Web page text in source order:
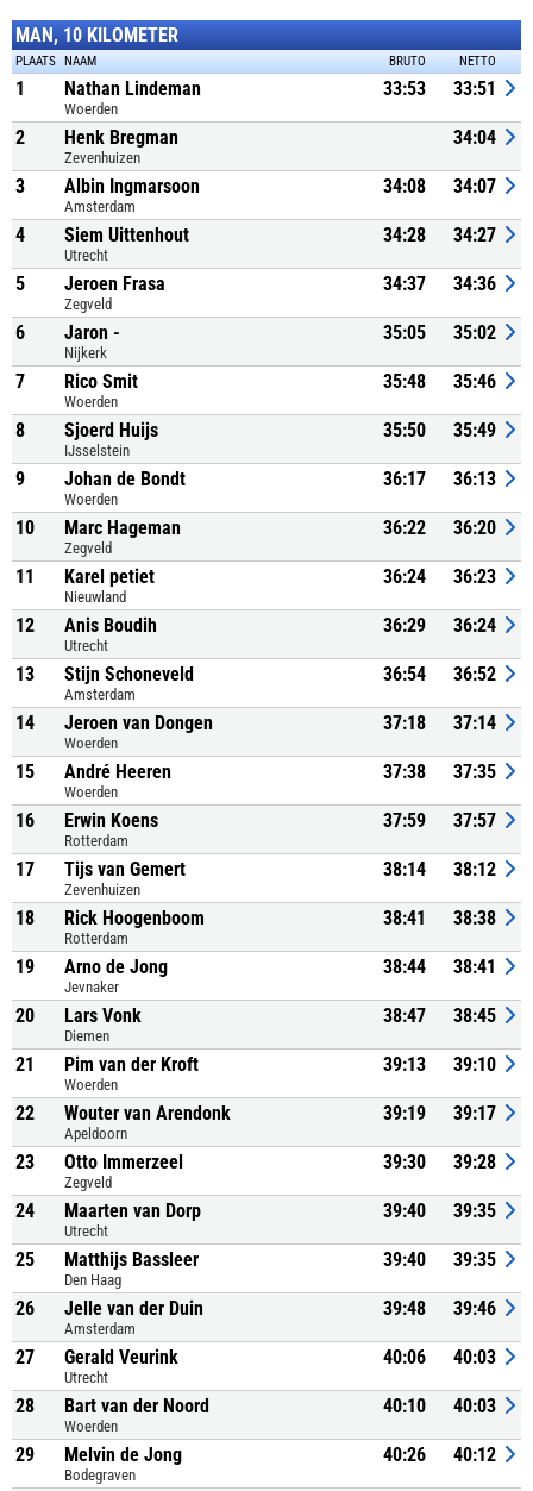
MAN, 10 KILOMETER
PLAATS NAAM BRUTO NETTO
1 Nathan Lindeman
Woerden
33:53 33:51
2 Henk Bregman
Zevenhuizen
34:04
3 Albin Ingmarsoon
Amsterdam
34:08 34:07
4 Siem Uittenhout
Utrecht
34:28 34:27
5 Jeroen Frasa
Zegveld
34:37 34:36
6 Jaron -
Nijkerk
35:05 35:02
7 Rico Smit
Woerden
35:48 35:46
8 Sjoerd Huijs
IJsselstein
35:50 35:49
9 Johan de Bondt
Woerden
36:17 36:13
10 Marc Hageman
Zegveld
36:22 36:20
11 Karel petiet
Nieuwland
36:24 36:23
12 Anis Boudih
Utrecht
36:29 36:24
13 Stijn Schoneveld
Amsterdam
36:54 36:52
14 Jeroen van Dongen
Woerden
37:18 37:14
15 André Heeren
Woerden
37:38 37:35
16 Erwin Koens
Rotterdam
37:59 37:57
17 Tijs van Gemert
Zevenhuizen
38:14 38:12
18 Rick Hoogenboom
Rotterdam
38:41 38:38
19 Arno de Jong
Jevnaker
38:44 38:41
20 Lars Vonk
Diemen
38:47 38:45
21 Pim van der Kroft
Woerden
39:13 39:10
22 Wouter van Arendonk
Apeldoorn
39:19 39:17
23 Otto Immerzeel
Zegveld
39:30 39:28
24 Maarten van Dorp
Utrecht
39:40 39:35
25 Matthijs Bassleer
Den Haag
39:40 39:35
26 Jelle van der Duin
Amsterdam
39:48 39:46
27 Gerald Veurink
Utrecht
40:06 40:03
28 Bart van der Noord
Woerden
40:10 40:03
29 Melvin de Jong
Bodegraven
40:26 40:12